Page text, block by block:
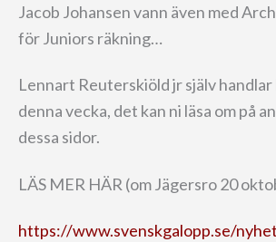
Jacob Johansen vann även med
för Juniors räkning…
Lennart Reuterskiöld jr själv
denna vecka, det kan ni läsa om på
dessa sidor.
LÄS MER HÄR (om Jägersro 20
https://www.svenskgalopp.se/